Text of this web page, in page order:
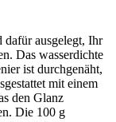
dafür ausgelegt, Ihr
Das wasserdichte
ist durchgenäht,
mit einem
den Glanz
Die 100 g